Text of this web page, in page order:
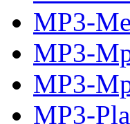
MP3-
MP3-
MP3-
MP3-